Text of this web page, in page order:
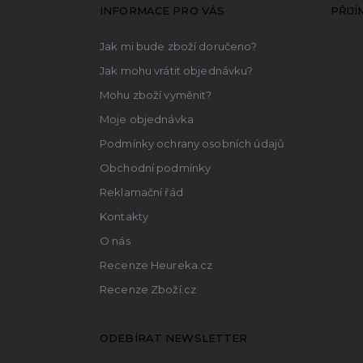
INFORMACE PRO VÁS
Jak mi bude zboží doručeno?
Jak mohu vrátit objednávku?
Mohu zboží vyměnit?
Moje objednávka
Podmínky ochrany osobních údajů
Obchodní podmínky
Reklamační řád
Kontakty
O nás
Recenze Heureka.cz
Recenze Zboží.cz
ODEBÍRAT NEWSLETTER